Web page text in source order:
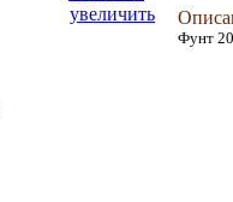
увеличить
Фунт